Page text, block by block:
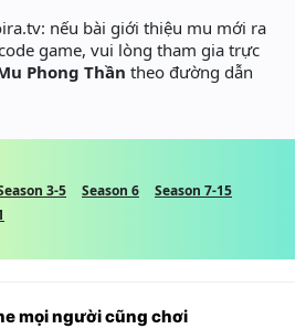
nếu bài giới thiệu mu mới ra
game, vui lòng tham gia trực
Phong Thần theo đường dẫn
3-5 Season 6
Season 7-15
mọi người cũng chơi